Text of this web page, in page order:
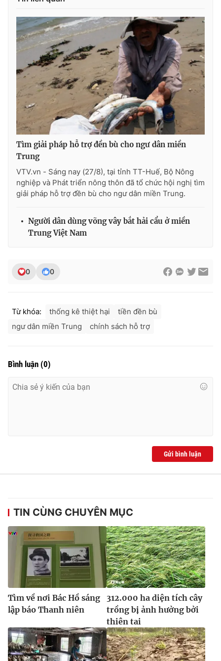
THỜI BÁO VTV
Theo dõi báo trên
Cơ quan chủ quản:
Đài Truyền hình Việt Nam
Cơ quan báo chí:
Thời báo VTV
Giấy phép hoạt động báo in và báo điện tử số 483/GP-BTTTT
cấp ngày 29/12/2023
Tổng Biên tập:Vũ Thanh Thủy
Phó Tổng Biên tập:
Nguyễn Thị Mỹ Hạnh, Phạm Quốc Thắng,
Nguyễn Trọng Ninh
Ðiện thoại Thời báo VTV: 024.66 897 897
toasoan@vtv.vn
® Cấm sao chép dưới mọi hình thức nếu không có sự chấp
Tìm giải pháp hỗ trợ đền bù cho ngư dân miền
Trung
VTV.vn - Sáng nay (27/8), tại tỉnh TT-Huế, Bộ Nông
nghiệp và Phát triển nông thôn đã tổ chức hội nghị tìm
giải pháp hỗ trợ đền bù cho ngư dân miền Trung.
Người dân dùng võng vây bắt hải cẩu ở miền
Trung Việt Nam
0 0
Từ khóa: thống kê thiệt hại
tiền đền bù
ngư dân miền Trung
chính sách hỗ trợ
Bình luận (0)
Gửi bình luận
TIN CÙNG CHUYÊN MỤC
Tìm về nơi Bác Hồ sáng
lập báo Thanh niên
312.000 ha diện tích cây
trồng bị ảnh hưởng bởi
thiên tai